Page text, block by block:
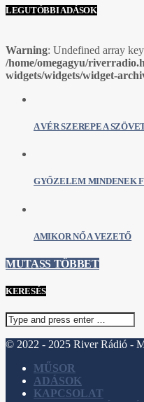
LEGUTÓBBI ADÁSOK
Warning: Undefined array
/home/omegagyu/
widgets/widgets/widget-
A VÉR SZEREPE A
GYŐZELEM MINDENEK
AMIKOR NŐ A VEZETŐ
MUTASS TÖBBET
KERESÉS
© 2022 - 2025 River Rádió -
MŰSOR
ADÁSOK
KAPCSOLAT